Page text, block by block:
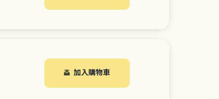
加入購物車